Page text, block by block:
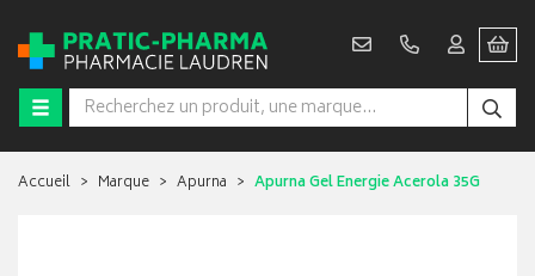
Accueil Marque Apurna Apurna Gel Energie Acerola 35G